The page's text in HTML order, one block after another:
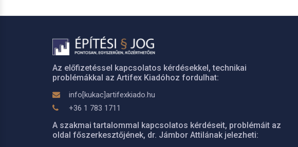
Az előfizetéssel kapcsolatos kérdésekkel, technikai
problémákkal az Artifex Kiadóhoz fordulhat:
info[kukac]artifexkiado.hu
+36 1 783 1711
A szakmai tartalommal kapcsolatos kérdéseit, problémáit az
oldal főszerkesztőjének, dr. Jámbor Attilának jelezheti: